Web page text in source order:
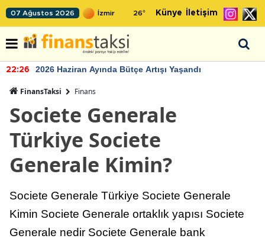
07 Ağustos 2026 26° Künye İletişim
22:26 2026 Haziran Ayında Bütçe Artışı Yaşandı
FinansTaksi Finans
Societe Generale
Türkiye Societe
Generale Kimin?
Societe Generale Türkiye Societe Generale
Kimin Societe Generale ortaklık yapısı Societe
Generale nedir Societe Generale bank